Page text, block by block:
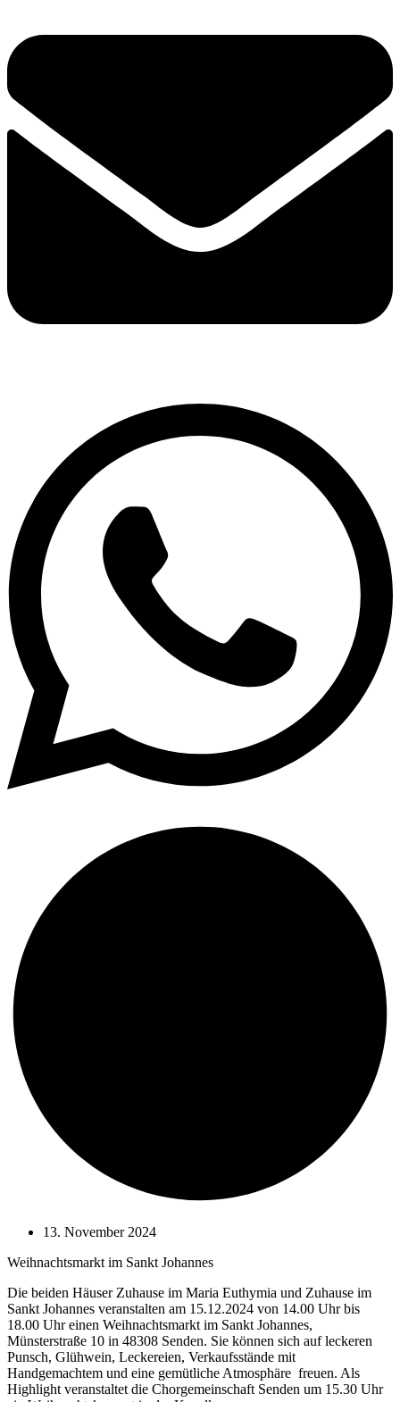
13. November 2024
Weihnachtsmarkt im Sankt Johannes
Die beiden Häuser Zuhause im Maria Euthymia und Zuhause im
Sankt Johannes veranstalten am 15.12.2024 von 14.00 Uhr bis
18.00 Uhr einen Weihnachtsmarkt im Sankt Johannes,
Münsterstraße 10 in 48308 Senden. Sie können sich auf leckeren
Punsch, Glühwein, Leckereien, Verkaufsstände mit
Handgemachtem und eine gemütliche Atmosphäre freuen. Als
Highlight veranstaltet die Chorgemeinschaft Senden um 15.30 Uhr